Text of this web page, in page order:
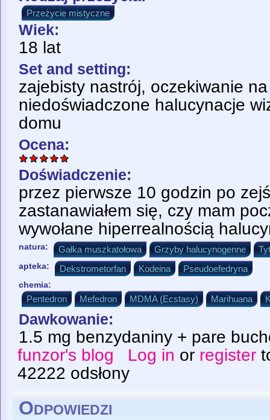
Przeżycie mistyczne
Wiek:
18 lat
Set and setting:
zajebisty nastrój, oczekiwanie
niedoświadczone halucynacje
domu
Ocena:
Doświadczenie:
przez pierwsze 10 godzin po
zastanawiałem się, czy mam
wywołane hiperrealnością
natura: Gałka muszkatołowa Grzyby halucynogenne
apteka: Dekstrometorfan Kodeina Pseudoefedryna
chemia:
Pentedron Mefedron MDMA (Ecstasy) Marihuana
Dawkowanie:
1.5 mg benzydaniny + pare
funzor's blog
Log in or register
42222 odsłony
Odpowiedzi